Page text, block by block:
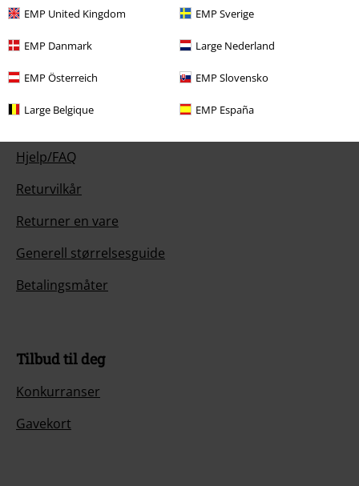
EMP United Kingdom EMP Sverige
EMP Danmark Large Nederland
EMP Österreich EMP Slovensko
Large Belgique EMP España
Idag er vår kundeservice tilgjengelig mellom 08:00 til 13:00.
Start chat
Hjelp/FAQ
Returvilkår
Returner en vare
Generell størrelsesguide
Betalingsmåter
Tilbud til deg
Konkurranser
Gavekort